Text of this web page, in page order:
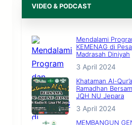
VIDEO & PODCAST
Mendalami
KEMENAG di
Madrasah Diniyah
3 April 2024
Khataman Al-
Ramadhan
JQH NU Jepara
3 April 2024
MEMBANGUN